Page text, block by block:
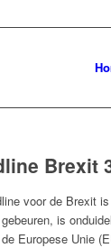
Brexit
voor de Brexit
is
Europese Unie